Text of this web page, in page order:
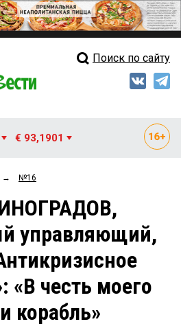
Свежий выпуск
Рейтинги
Блоги
Архив
Поиск по сайту
€ 93,1901
→ №16
управляющий,
«В честь моего
корабль»